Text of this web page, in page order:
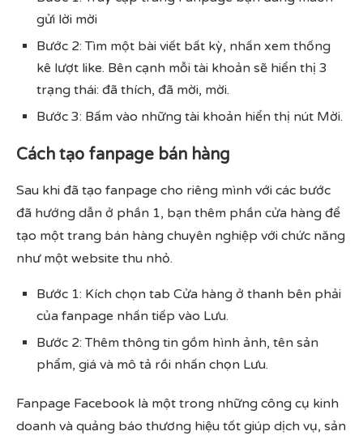
gửi lời mời
Bước 2: Tìm một bài viết bất kỳ, nhấn xem thống
kê lượt like. Bên cạnh mỗi tài khoản sẽ hiển thị 3
trạng thái: đã thích, đã mời, mời.
Bước 3: Bấm vào những tài khoản hiển thị nút Mời.
Cách tạo fanpage bán hàng
Sau khi đã tạo fanpage cho riêng mình với các bước
đã hướng dẫn ở phần 1, bạn thêm phần cửa hàng để
tạo một trang bán hàng chuyên nghiệp với chức năng
như một website thu nhỏ.
Bước 1: Kích chọn tab Cửa hàng ở thanh bên phải
của fanpage nhấn tiếp vào Lưu.
Bước 2: Thêm thông tin gồm hình ảnh, tên sản
phẩm, giá và mô tả rồi nhấn chọn Lưu.
Fanpage Facebook là một trong những công cụ kinh
doanh và quảng báo thương hiệu tốt giúp dịch vụ, sản